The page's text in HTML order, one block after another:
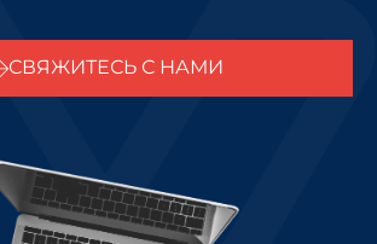
СВЯЖИТЕСЬ С НАМИ